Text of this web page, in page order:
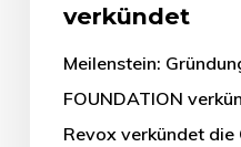
verkündet
Meilenstein:
FOUNDATION
Revox verkündet die